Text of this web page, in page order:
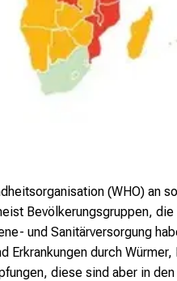
(WHO) an
Bevölkerungsgruppen,
und Sanitärversorgung
durch
diese sind aber in